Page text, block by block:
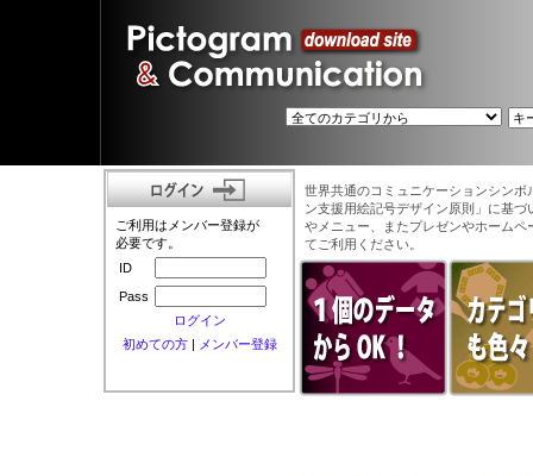
ご利用はメンバー登録が
必要です。
ID
Pass
ログイン
初めての方| メンバー登録
世界共通のコミュニケーションシン
ン支援用絵記号デザイン原則」に基
やメニュー、またプレゼンやホーム
てご利用ください。